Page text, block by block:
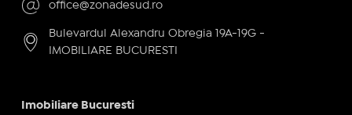
office@zonadesud.ro
Bulevardul Alexandru Obregia 19A-19G -
IMOBILIARE BUCURESTI
Imobiliare Bucuresti